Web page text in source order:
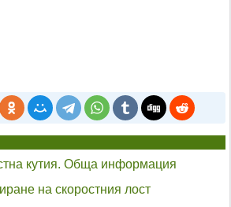
кутия. Обща информация
на скоростния лост